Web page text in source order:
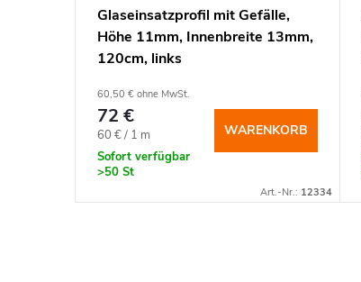
Glaseinsatzprofil mit Gefälle,
Höhe 11mm, Innenbreite 13mm,
120cm, links
60,50 € ohne MwSt.
72 €
Verkaufspreis:
60 € / 1 m
Sofort verfügbar
>50 St
WARENKORB
Art.-Nr.: 12334